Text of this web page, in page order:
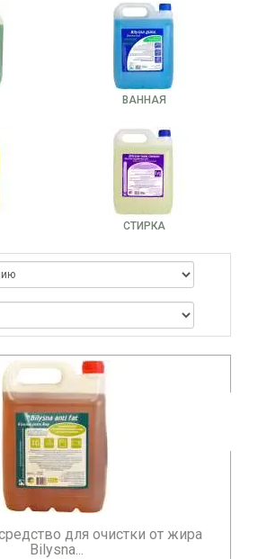
ВАННАЯ
СТИРКА
для очистки от жира
Bilysna...